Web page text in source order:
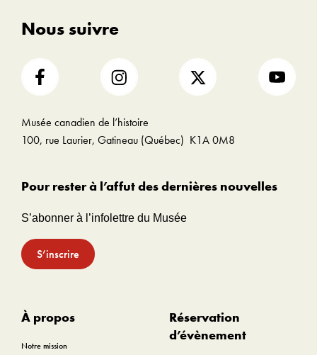
Nous suivre
Musée canadien de l’histoire
100, rue Laurier, Gatineau (Québec) K1A 0M8
Pour rester à l’affut des dernières nouvelles
S’abonner à l’infolettre du Musée
S’inscrire
À propos
Notre mission
Réservation
d’évènement